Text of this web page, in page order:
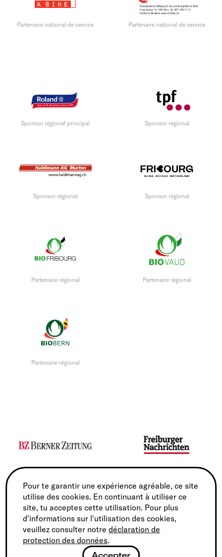
Partenaire national de service Partenaire national de service
Sponsor régional principal Sponsor régional
Sponsor régional Sponsor régional
Partenaire régional Partenaire régional
Partenaire régional
Pour te garantir une expérience agréable, ce site
utilise des cookies. En continuant à utiliser ce
site, tu acceptes cette utilisation. Pour plus
d'informations sur l'utilisation des cookies,
veuillez consulter notredéclaration de
protection des données.
Accepter